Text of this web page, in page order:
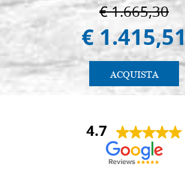
€ 1.665,30
€ 1.415,51
ACQUISTA
4.7